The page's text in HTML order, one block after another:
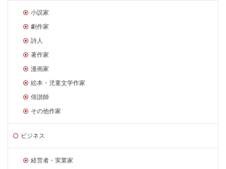
小説家
劇作家
詩人
著作家
漫画家
絵本・児童文学作家
俳諧師
その他作家
ビジネス
経営者・実業家